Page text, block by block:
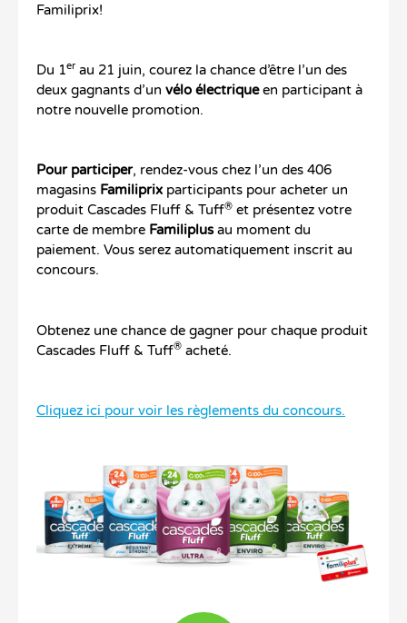
Familiprix!
Du 1er au 21 juin, courez la chance d’être l’un des
deux gagnants d’un vélo électriqueen participant à
notre nouvelle promotion.
Pour participer, rendez-vous chez l’un des 406
magasins Familiprix participants pour acheter un
produit Cascades Fluff & Tuff® et présentez votre
carte de membre Familiplusau moment du
paiement. Vous serez automatiquement inscrit au
concours.
Obtenez une chance de gagner pour chaque produit
Cascades Fluff & Tuff® acheté.
Cliquez ici pour voir les règlements du concours.